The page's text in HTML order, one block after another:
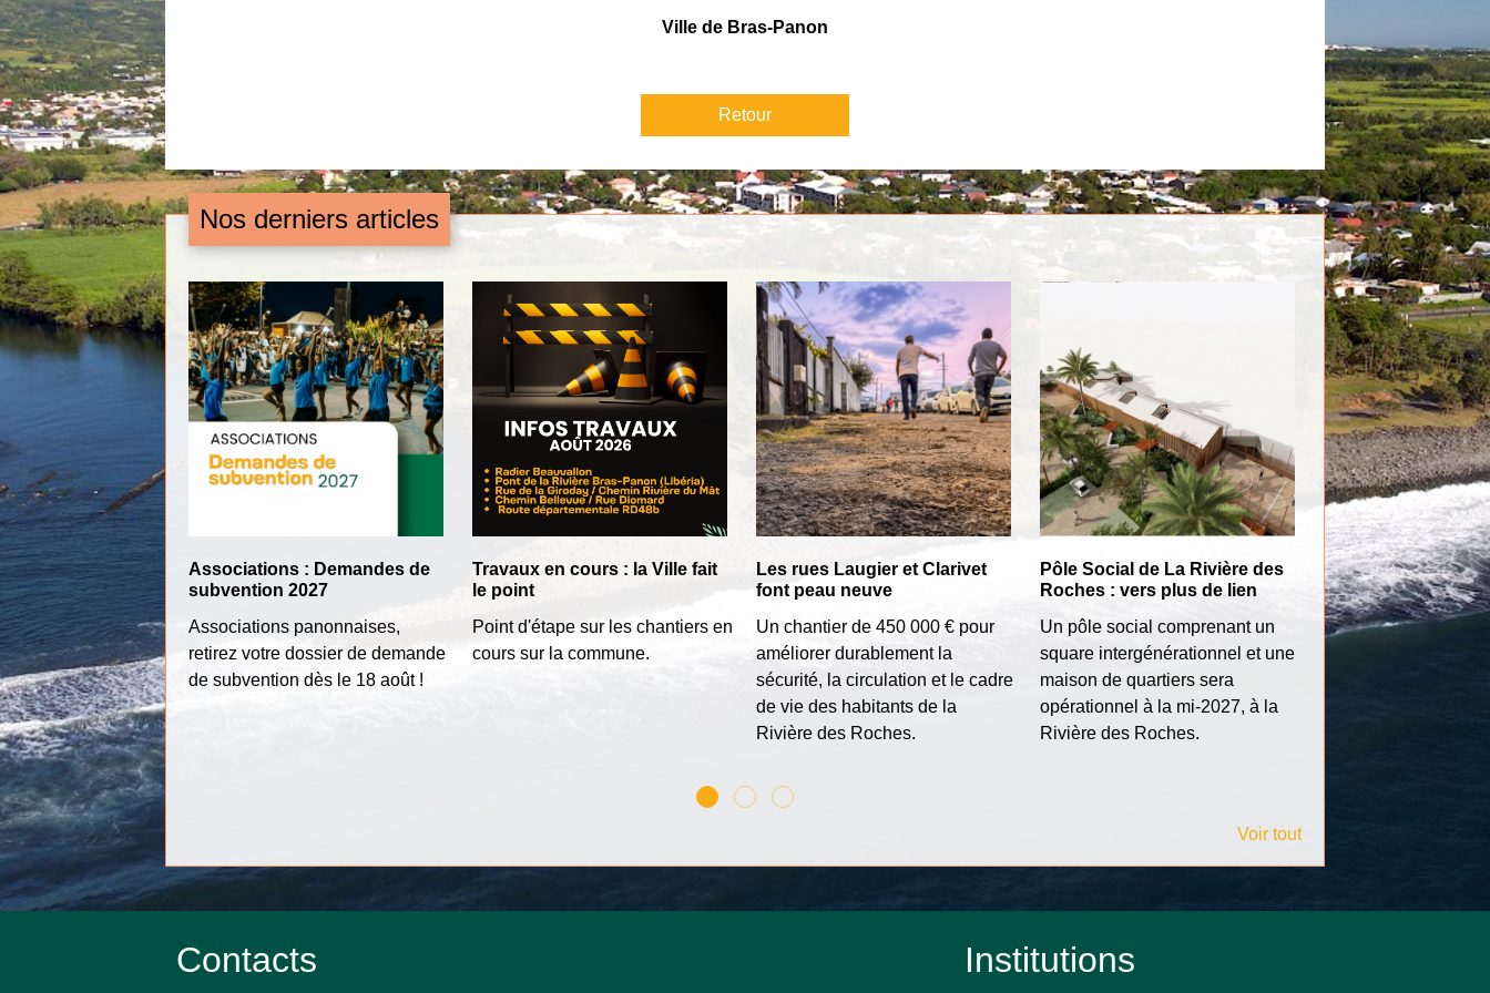
Ville de Bras-Panon
Retour
Nos derniers articles
Associations : Demandes de
subvention 2027
Associations panonnaises,
retirez votre dossier de demande
de subvention dès le 18 août !
Travaux en cours : la Ville fait
le point
Point d'étape sur les chantiers en
cours sur la commune.
Les rues Laugier et Clarivet
font peau neuve
Un chantier de 450 000 € pour
améliorer durablement la
sécurité, la circulation et le cadre
de vie des habitants de la
Rivière des Roches.
Pôle Social de La Rivière des
Roches : vers plus de lien
Un pôle social comprenant un
square intergénérationnel et une
maison de quartiers sera
opérationnel à la mi-2027, à la
Rivière des Roches.
Bourses d'aide et
La Ville de Bras-
renouvelle son
Voir tout
Contacts Institutions